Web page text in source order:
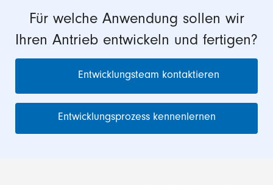
Für welche Anwendung sollen wir
Ihren Antrieb entwickeln und fertigen?
Entwicklungsteam kontaktieren
Entwicklungsprozess kennenlernen